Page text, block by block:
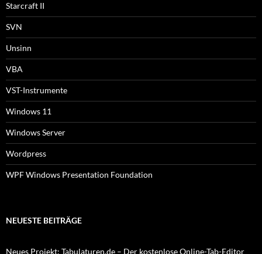
Starcraft II
SVN
Unsinn
VBA
VST-Instrumente
Windows 11
Windows Server
Wordpress
WPF Windows Presentation Foundation
NEUESTE BEITRÄGE
Neues Projekt: Tabulaturen.de – Der kostenlose Online-Tab-Editor